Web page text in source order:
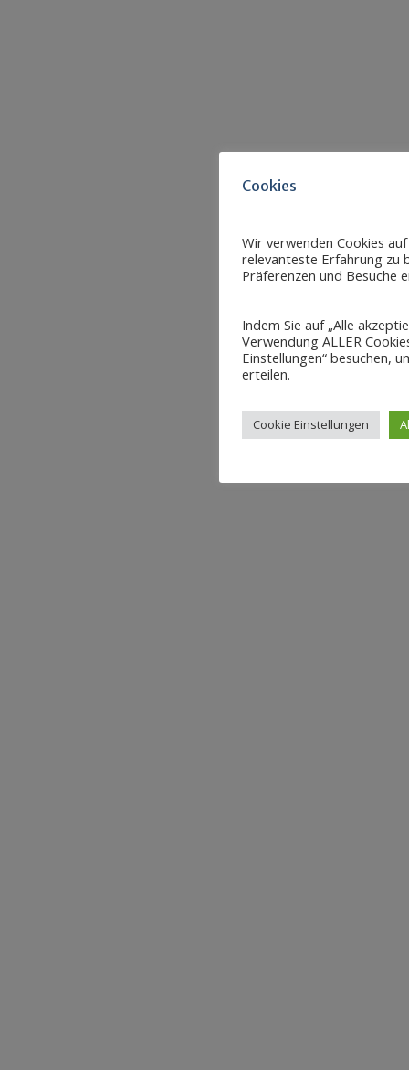
Cookies
Wir verwenden Cookies
relevanteste Erfahrung zu
Präferenzen und Besuche
Indem Sie auf „Alle
Verwendung ALLER
Einstellungen“ besuchen,
erteilen.
Cookie Einstellungen